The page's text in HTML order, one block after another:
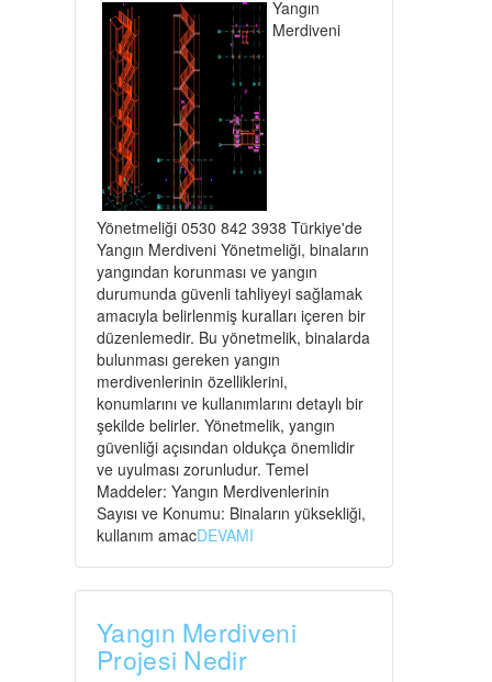
Yangın
Merdiveni
Yönetmeliği 0530 842 3938 Türkiye'de
Yangın Merdiveni Yönetmeliği, binaların
yangından korunması ve yangın
durumunda güvenli tahliyeyi sağlamak
amacıyla belirlenmiş kuralları içeren bir
düzenlemedir. Bu yönetmelik, binalarda
bulunması gereken yangın
merdivenlerinin özelliklerini,
konumlarını ve kullanımlarını detaylı bir
şekilde belirler. Yönetmelik, yangın
güvenliği açısından oldukça önemlidir
ve uyulması zorunludur. Temel
Maddeler: Yangın Merdivenlerinin
Sayısı ve Konumu: Binaların yüksekliği,
kullanım amacDEVAMI
Yangın Merdiveni
Projesi Nedir